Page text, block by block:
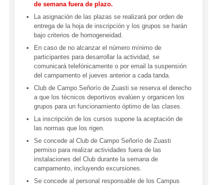
de semana fuera de plazo.
La asignación de las plazas se realizará por orden de
entrega de la hoja de inscripción y los grupos se harán
bajo criterios de homogeneidad.
En caso de no alcanzar el número mínimo de
participantes para desarrollar la actividad, se
comunicará telefónicamente o por email la suspensión
del campamento el jueves anterior a cada tanda.
Club de Campo Señorío de Zuasti se reserva el derecho
a que los técnicos deportivos evalúen y organicen los
grupos para un funcionamiento óptimo de las clases.
La inscripción de los cursos supone la aceptación de
las normas que los rigen.
Se concede al Club de Campo Señorío de Zuasti
permiso para realizar actividades fuera de las
instalaciones del Club durante la semana de
campamento, incluyendo excursiones.
Se concede al personal responsable de los Campus